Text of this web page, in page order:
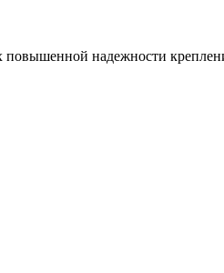
повышенной надежности